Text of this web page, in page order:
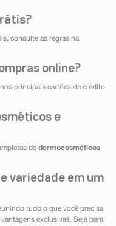
consulte as regras na
online?
principais cartões de crédito
e
de dermocosméticos
variedade em um
tudo o que você precisa
exclusivas. Seja para